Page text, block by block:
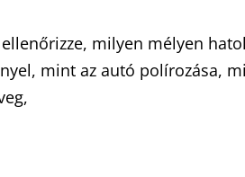
milyen mélyen
mint az autó polírozása,